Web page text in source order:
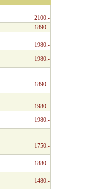
2100.-
1890.-
1980.-
1980.-
1890.-
1980.-
1980.-
1750.-
1880.-
1480.-